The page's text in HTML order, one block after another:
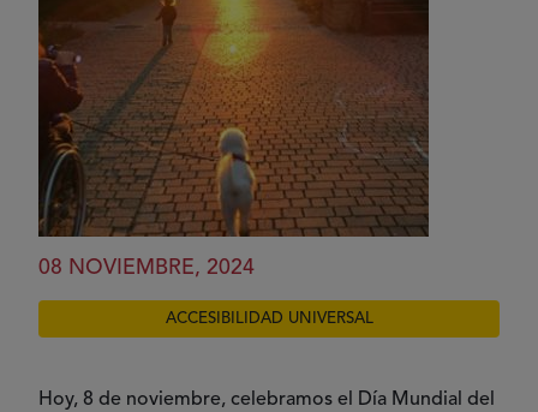
08 NOVIEMBRE, 2024
ACCESIBILIDAD UNIVERSAL
Hoy, 8 de noviembre, celebramos el Día Mundial del